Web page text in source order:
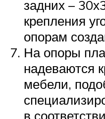
задних –
крепления
опорам
На опоры
надеваются
мебели,
в